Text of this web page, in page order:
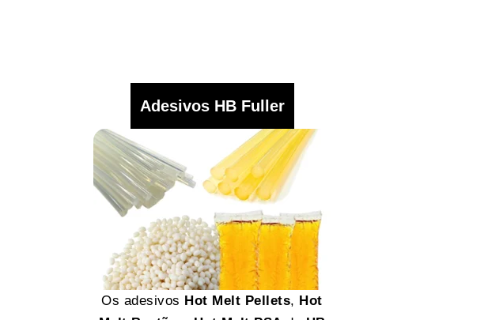
Adesivos HB Fuller
Os adesivos Hot Melt Pellets, Hot